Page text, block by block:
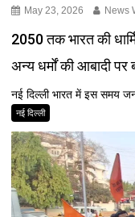
May 23, 2026 News
2050 तक भारत की
अन्य धर्मों की आबादी
नई दिल्ली भारत में इस समय
नई दिल्ली